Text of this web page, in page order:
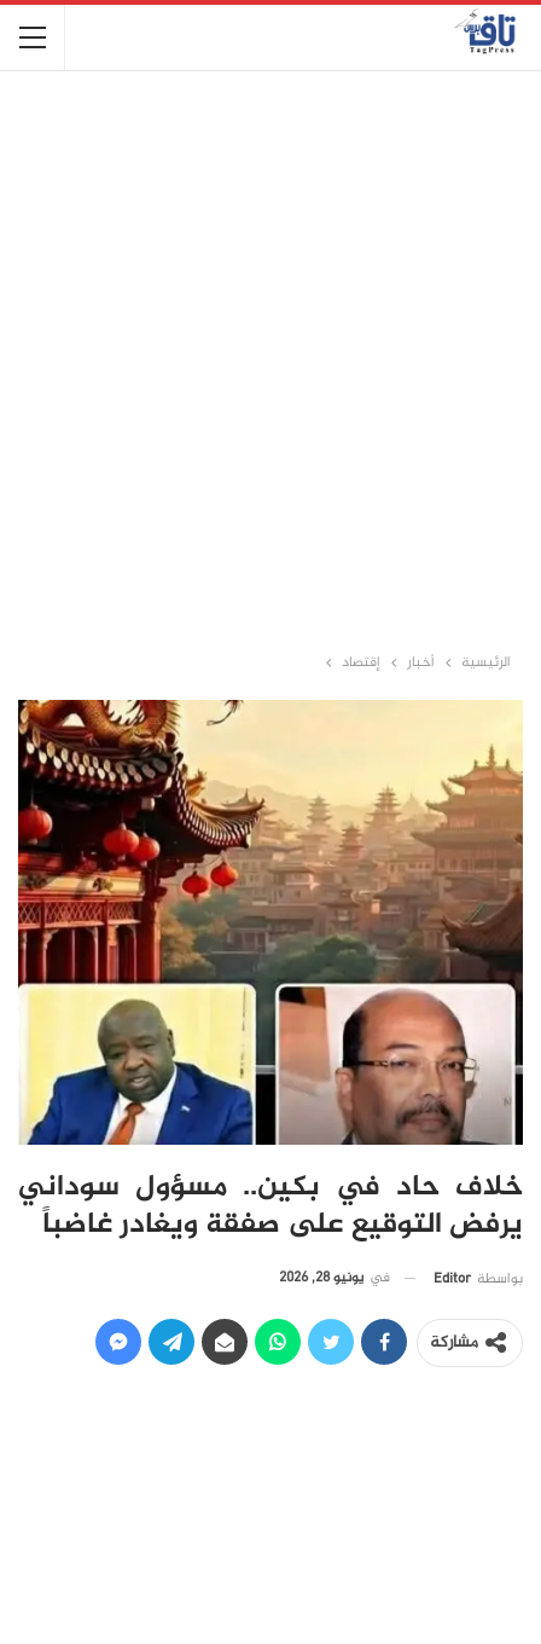
الرئيسية أخبار إقتصاد
خلاف حاد في بكين.. مسؤول سوداني
يرفض التوقيع على صفقة ويغادر غاضباً
بواسطة Editor في يونيو 28, 2026
مشاركة